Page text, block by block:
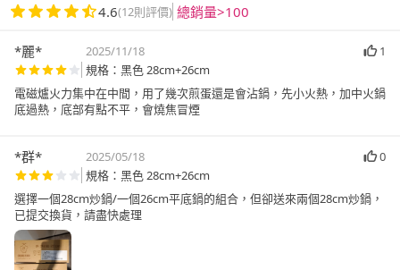
4.6(12則評價) 總銷量>100
*麗* 2025/11/18
1
規格：黑色 28cm+26cm
電磁爐火力集中在中間，用了幾次煎蛋還是會沾鍋，先小火熱，加中火鍋
底過熱，底部有點不平，會燒焦冒煙
*群* 2025/05/18
0
規格：黑色 28cm+26cm
選擇一個28cm炒鍋/一個26cm平底鍋的組合，但卻送來兩個28cm炒鍋，
已提交換貨，請盡快處理